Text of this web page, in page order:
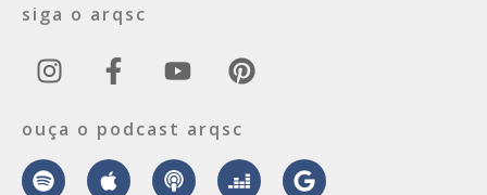
siga o arqsc
ouça o podcast arqsc